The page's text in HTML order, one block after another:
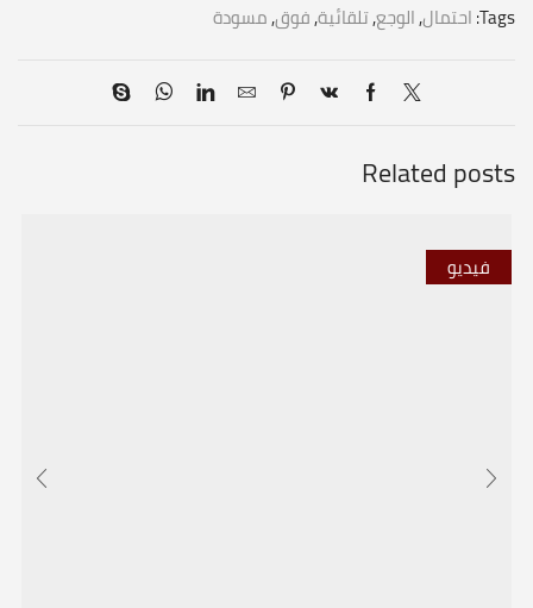
Tags: احتمال,الوجع,تلقائية,فوق,مسودة
Related posts
فيديو